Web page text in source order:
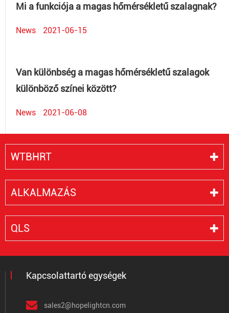
Mi a funkciója a magas hőmérsékletű szalagnak?
News 2021-06-15
Van különbség a magas hőmérsékletű szalagok
különböző színei között?
News 2021-06-08
WTBHRT
ALKALMAZÁS
QLS
Kapcsolattartó egységek
sales2@hopelightcn.com